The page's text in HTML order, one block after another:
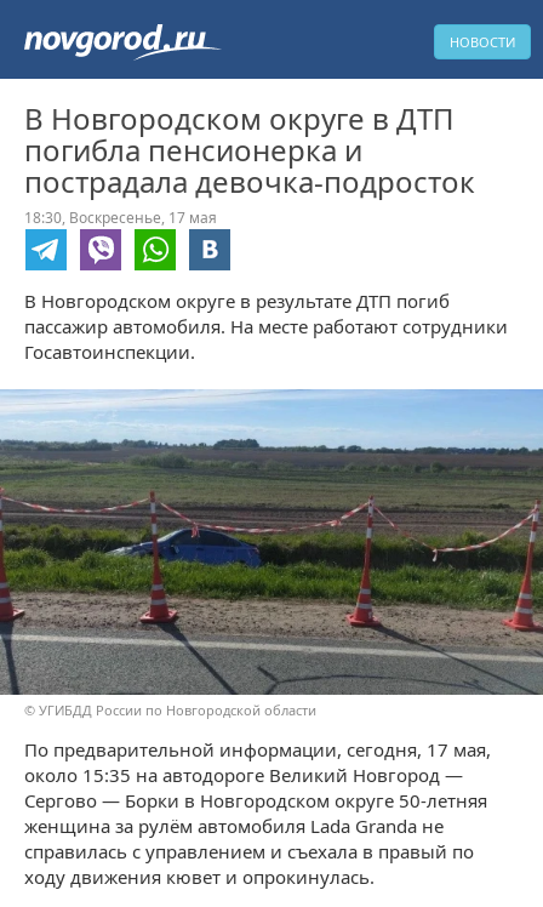
НОВОСТИ
В Новгородском округе в ДТП
погибла пенсионерка и
пострадала девочка-подросток
18:30, Воскресенье, 17 мая
В Новгородском округе в результате ДТП погиб
пассажир автомобиля. На месте работают сотрудники
Госавтоинспекции.
© УГИБДД России по Новгородской области
По предварительной информации, сегодня, 17 мая,
около 15:35 на автодороге Великий Новгород —
Сергово — Борки в Новгородском округе 50-летняя
женщина за рулём автомобиля Lada Granda не
справилась с управлением и съехала в правый по
ходу движения кювет и опрокинулась.